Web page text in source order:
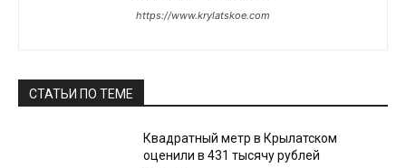
https://www.krylatskoe.com
СТАТЬИ ПО ТЕМЕ
Квадратный метр в Крылатском
оценили в 431 тысячу рублей